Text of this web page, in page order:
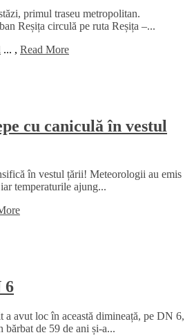
primul traseu metropolitan.
Reșița circulă pe ruta Reșița –...
... , Read More
cu caniculă în vestul
în vestul țării! Meteorologii au emis
temperaturile ajung...
6
avut loc în această dimineață, pe DN 6,
de 59 de ani și-a...